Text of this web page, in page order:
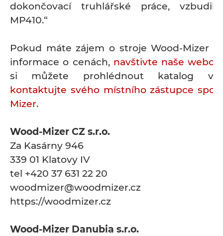
dokončovací truhlářské práce,
MP410.“
Pokud máte zájem o stroje Wood-Mizer
informace o cenách, navštivte naše
si můžete prohlédnout katalog
kontaktujte svého místního zástupce
Mizer.
Wood-Mizer CZ s.r.o.
Za Kasárny 946
339 01 Klatovy IV
tel +420 37 631 22 20
woodmizer@woodmizer.cz
https://woodmizer.cz
Wood-Mizer Danubia s.r.o.